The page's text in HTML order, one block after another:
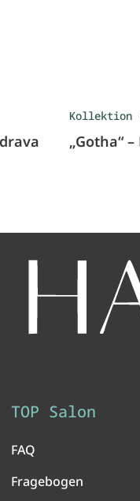
Kollektion
„Gotha“
TOP Salon
FAQ
Fragebogen